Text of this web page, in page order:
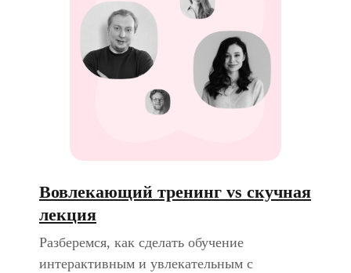
Вовлекающий тренинг vs скучная
лекция
Разберемся, как сделать обучение
интерактивным и увлекательным с